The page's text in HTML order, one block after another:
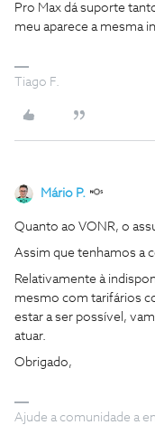
Pro Max dá suporte
meu aparece a mesma
Tiago F.
Mário P.
​Quanto ao VONR, o
Assim que tenhamos a
Relativamente à
mesmo com tarifários
estar a ser possível,
atuar.
Obrigado,
Ajude a comunidade a